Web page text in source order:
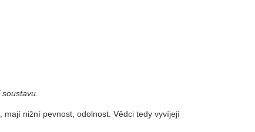
nižní pevnost, odolnost. Vědci tedy vyvíjejí